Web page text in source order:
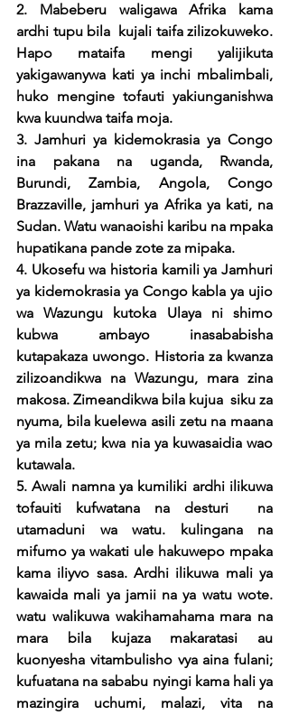
2. Mabeberu waligawa Afrika kama
ardhi tupu bila  kujali taifa zilizokuweko.
Hapo mataifa mengi yalijikuta
yakigawanywa kati ya inchi mbalimbali,
huko mengine tofauti yakiunganishwa
kwa kuundwa taifa moja.
3. Jamhuri ya kidemokrasia ya Congo
ina pakana na uganda, Rwanda,
Burundi, Zambia, Angola, Congo
Brazzaville, jamhuri ya Afrika ya kati, na
Sudan. Watu wanaoishi karibu na mpaka
hupatikana pande zote za mipaka.
4. Ukosefu wa historia kamili ya Jamhuri
ya kidemokrasia ya Congo kabla ya ujio
wa Wazungu kutoka Ulaya ni shimo
kubwa ambayo inasababisha
kutapakaza uwongo. Historia za kwanza
zilizoandikwa na Wazungu, mara zina
makosa. Zimeandikwa bila kujua  siku za
nyuma, bila kuelewa asili zetu na maana
ya mila zetu; kwa nia ya kuwasaidia wao
kutawala.
5. Awali namna ya kumiliki ardhi ilikuwa
tofauiti kufwatana na desturi  na
utamaduni wa watu. kulingana na
mifumo ya wakati ule hakuwepo mpaka
kama iliyvo sasa. Ardhi ilikuwa mali ya
kawaida mali ya jamii na ya watu wote.
watu walikuwa wakihamahama mara na
mara bila kujaza makaratasi au
kuonyesha vitambulisho vya aina fulani;
kufuatana na sababu nyingi kama hali ya
mazingira uchumi, malazi, vita na